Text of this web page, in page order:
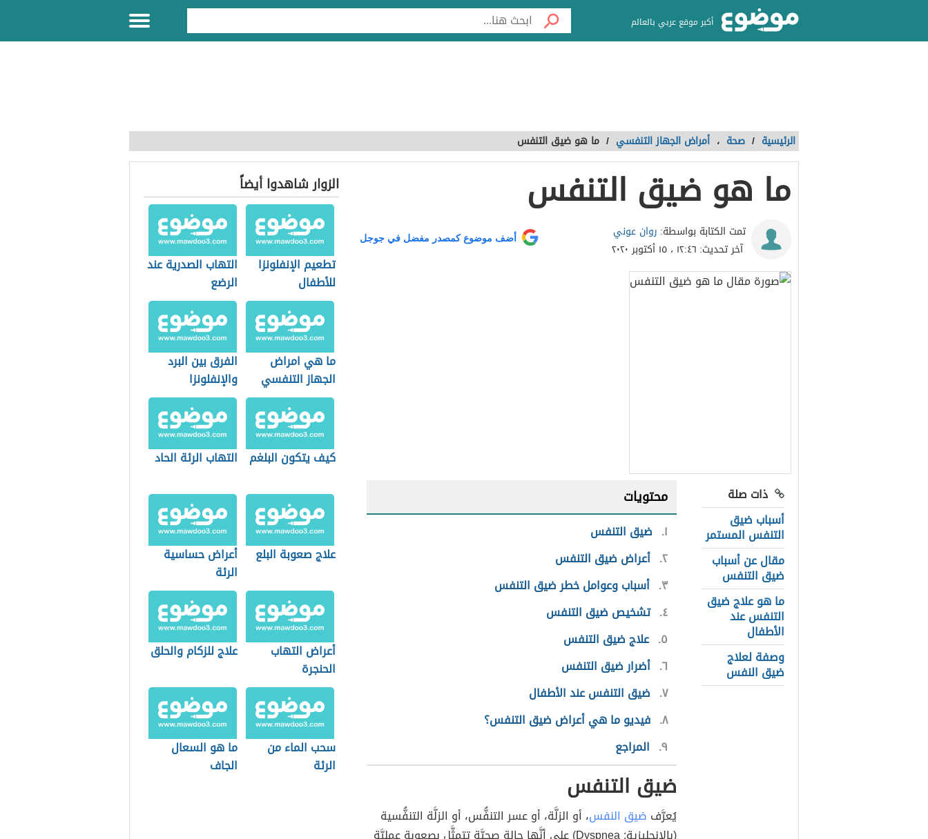
أكبر موقع عربي بالعالم
الرئيسية / صحة ، أمراض الجهاز التنفسي / ما هو ضيق التنفس
ما هو ضيق التنفس
تمت الكتابة بواسطة: روان عوني
آخر تحديث: ١٢:٤٦ ، ١٥ أكتوبر ٢٠٢٠
أضف موضوع كمصدر مفضل في جوجل
ذات صلة
أسباب ضيق
التنفس المستمر
مقال عن أسباب
ضيق التنفس
ما هو علاج ضيق
التنفس عند
الأطفال
وصفة لعلاج
ضيق النفس
محتويات
١ ضيق التنفس
٢ أعراض ضيق التنفس
٣ أسباب وعوامل خطر ضيق التنفس
٤ تشخيص ضيق التنفس
٥ علاج ضيق التنفس
٦ أضرار ضيق التنفس
٧ ضيق التنفس عند الأطفال
٨ فيديو ما هي أعراض ضيق التنفس؟
٩ المراجع
ضيق التنفس
يُعرَّف ضيق النفس، أو الزلَّة، أو عسر التنفُّس، أو الزلَّة التنفُّسية
الزوار شاهدوا أيضاً
تطعيم الإنفلونزا
للأطفال
التهاب الصدرية عند
الرضع
ما هي امراض
الجهاز التنفسي
الفرق بين البرد
والإنفلونزا
كيف يتكون البلغم التهاب الرئة الحاد
علاج صعوبة البلع
أعراض حساسية
الرئة
أعراض التهاب
الحنجرة
علاج للزكام والحلق
سحب الماء من
الرئة
ما هو السعال
الجاف